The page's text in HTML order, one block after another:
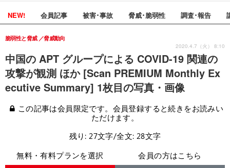
NEW! 会員記事 被害･事故 脅威･脆弱性 調査･報告
中国の APT グループによる COVID-19 関連の
攻撃が観測 ほか [Scan PREMIUM Monthly Ex
ecutive Summary] 1枚目の写真・画像
脆弱性と脅威 脅威動向
2020.4.7（火） 8:10
この記事は会員限定です。会員登録すると続きをお読みい
ただけます。
残り: 27文字/全文: 28文字
無料・有料プランを選択
会員の方はこちら